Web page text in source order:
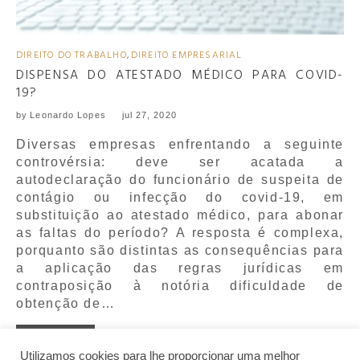
DIREITO DO TRABALHO, DIREITO EMPRESARIAL
DISPENSA DO ATESTADO MÉDICO PARA COVID-
19?
by Leonardo Lopes jul 27, 2020
Diversas empresas enfrentando a seguinte
controvérsia: deve ser acatada a
autodeclaração do funcionário de suspeita de
contágio ou infecção do covid-19, em
substituição ao atestado médico, para abonar
as faltas do período? A resposta é complexa,
porquanto são distintas as consequências para
a aplicação das regras jurídicas em
contraposição à notória dificuldade de
obtenção de…
Utilizamos cookies para lhe proporcionar uma melhor